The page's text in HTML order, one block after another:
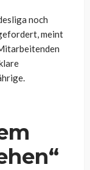
noch
meint